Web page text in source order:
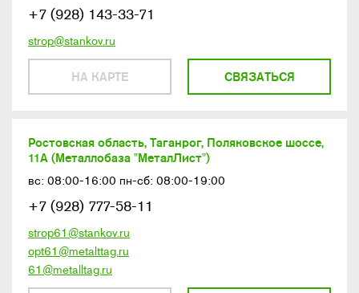
НА КАРТЕ
+7 (928) 143-33-71
strop@stankov.ru
СВЯЗАТЬСЯ
Ростовская область, Таганрог, Поляковское шоссе,
11А (Металлобаза "МеталЛист")
вс: 08:00-16:00 пн-сб: 08:00-19:00
+7 (928) 777-58-11
strop61@stankov.ru
opt61@metalttag.ru
61@metalltag.ru